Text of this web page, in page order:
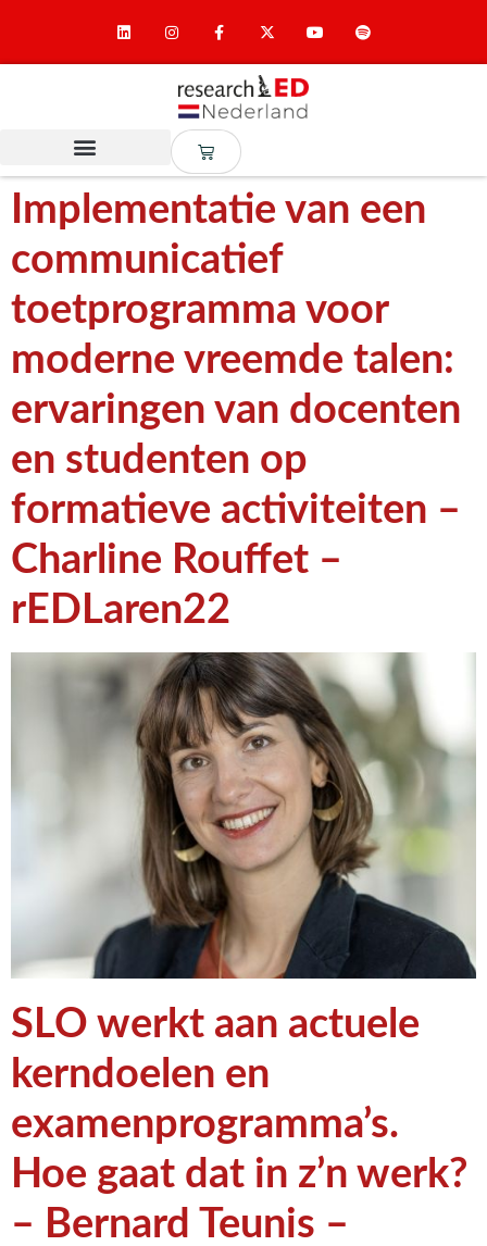
Implementatie van een
communicatief
toetprogramma voor
moderne vreemde talen:
ervaringen van docenten
en studenten op
formatieve activiteiten –
Charline Rouffet –
rEDLaren22
SLO werkt aan actuele
kerndoelen en
examenprogramma’s.
Hoe gaat dat in z’n werk?
– Bernard Teunis –